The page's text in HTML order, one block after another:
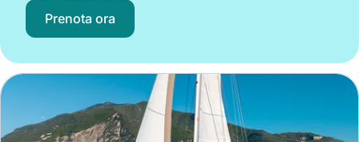
Prenota ora